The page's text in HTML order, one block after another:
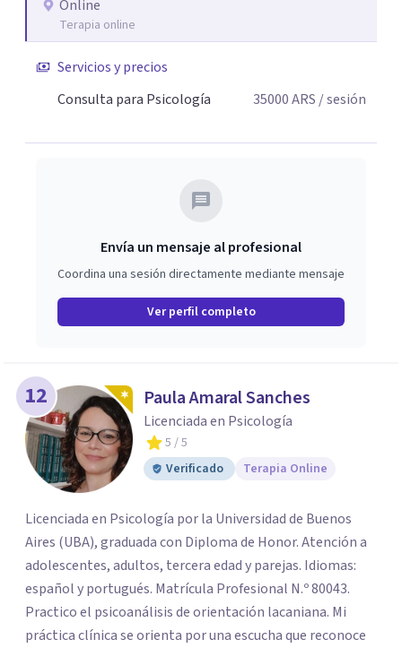
Online
Terapia online
Servicios y precios
Consulta para Psicología
35000ARS / sesión
Envía un mensaje al profesional
Coordina una sesión directamente mediante mensaje
Ver perfil completo
12 Paula Amaral Sanches
Licenciada en Psicología
5 / 5
Verificado
Terapia Online
Licenciada en Psicología por la Universidad de Buenos
Aires (UBA), graduada con Diploma de Honor. Atención a
adolescentes, adultos, tercera edad y parejas. Idiomas:
español y portugués. Matrícula Profesional N.º 80043.
Practico el psicoanálisis de orientación lacaniana. Mi
práctica clínica se orienta por una escucha que reconoce